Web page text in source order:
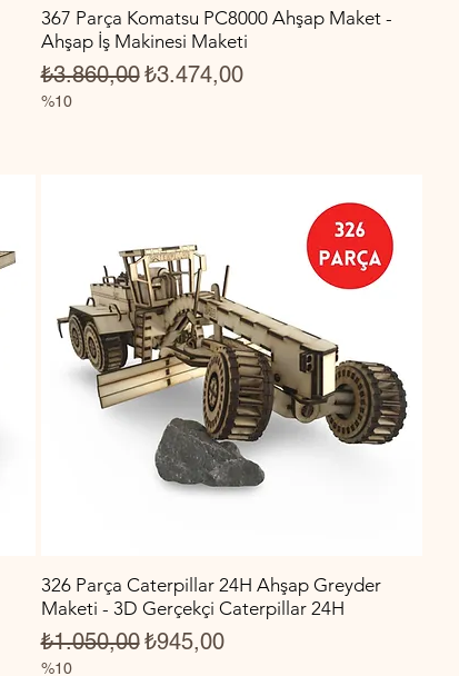
367 Parça Komatsu PC8000 Ahşap Maket -
Ahşap İş Makinesi Maketi
Normal Fiyat
₺3.860,00İndirimli Fiyat
₺3.474,00
%10
326 Parça Caterpillar 24H Ahşap Greyder
Maketi - 3D Gerçekçi Caterpillar 24H
Normal Fiyat
₺1.050,00İndirimli Fiyat
₺945,00
%10